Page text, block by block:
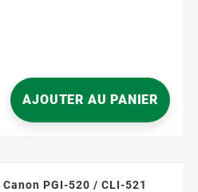
Conçue pour les
références PGI-520 /
...
AJOUTER AU PANIER
PGI-520 / CLI-521